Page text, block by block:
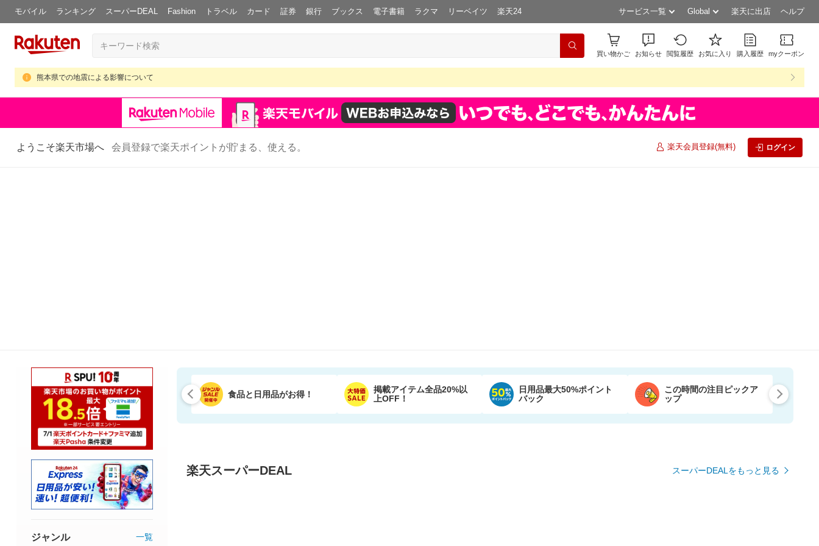
モバイル ランキング スーパーDEAL Fashion トラベル カード 証券 銀行 ブックス 電子書籍 ラクマ リーベイツ 楽天24 サービス一覧 Global 楽天に出店 ヘルプ
買い物かご お知らせ 閲覧履歴 お気に入り 購入履歴 myクーポン
熊本県での地震による影響について
ようこそ楽天市場へ 会員登録で楽天ポイントが貯まる、使える。 楽天会員登録(無料) ログイン
食品と日用品がお得！
掲載アイテム全品20%以
上OFF！
日用品最大50%ポイント
バック
この時間の注目ピックア
ップ
楽天スーパーDEAL スーパーDEALをもっと見る
ジャンル 一覧